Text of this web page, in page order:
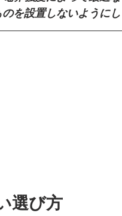
を設置しないようにし
しい選び方